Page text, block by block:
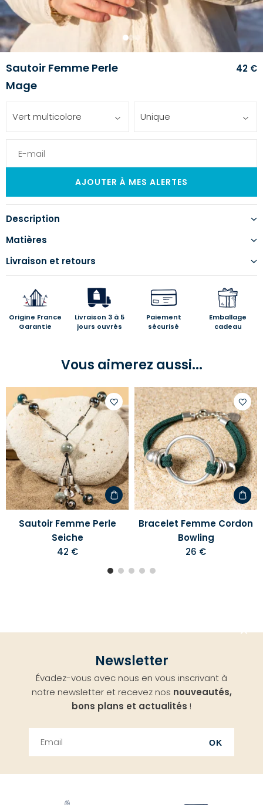
1 23
Sautoir Femme Perle
Mage
42 €
Vert multicolore Unique
Description
Matières
Livraison et retours
Origine France
Garantie
Livraison 3 à 5
jours ouvrés
Paiement
sécurisé
Emballage
cadeau
Vous aimerez aussi...
Ajouter
votre
liste
d'envies
Sautoir Femme Perle
Seiche
42 €
à
votre
liste
Bracelet Femme Cordon
Bowling
26 €
Newsletter
Évadez-vous avec nous en vous inscrivant à
notre newsletter et recevez nos nouveautés,
bons plans et actualités !
OK